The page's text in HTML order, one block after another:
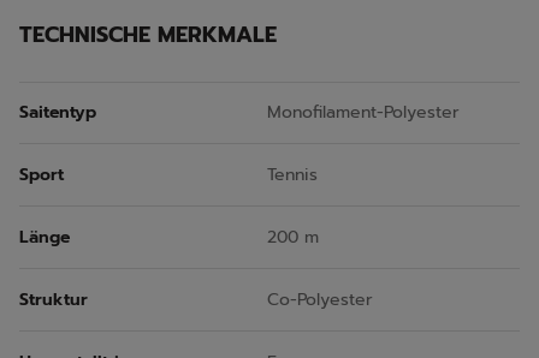
TECHNISCHE MERKMALE
Saitentyp Monofilament-Polyester
Sport Tennis
Länge 200 m
Struktur Co-Polyester